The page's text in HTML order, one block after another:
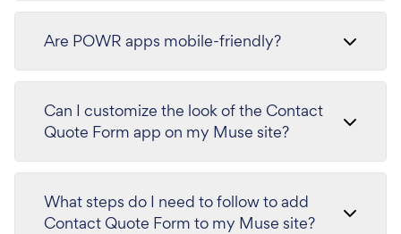
Are POWR apps mobile-friendly?
Can I customize the look of the Contact
Quote Form app on my Muse site?
What steps do I need to follow to add
Contact Quote Form to my Muse site?